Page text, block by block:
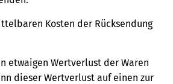
Kosten der Rücksendung
etwaigen Wertverlust der Waren
dieser Wertverlust auf einen zur